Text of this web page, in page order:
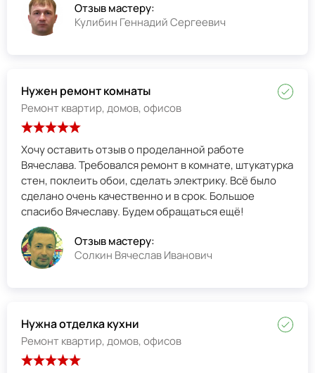
Отзыв мастеру:
Кулибин Геннадий Сергеевич
Нужен ремонт комнаты
Ремонт квартир, домов, офисов
Хочу оставить отзыв о проделанной работе
Вячеслава. Требовался ремонт в комнате, штукатурка
стен, поклеить обои, сделать электрику. Всё было
сделано очень качественно и в срок. Большое
спасибо Вячеславу. Будем обращаться ещё!
Отзыв мастеру:
Солкин Вячеслав Иванович
Нужна отделка кухни
Ремонт квартир, домов, офисов